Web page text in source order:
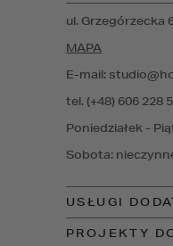
USŁUGI
PROJEKTY
Poniedziałek -
Sobota:
E-mail:
tel. (+48) 606 228
ul. Grzegórzecka
MAPA